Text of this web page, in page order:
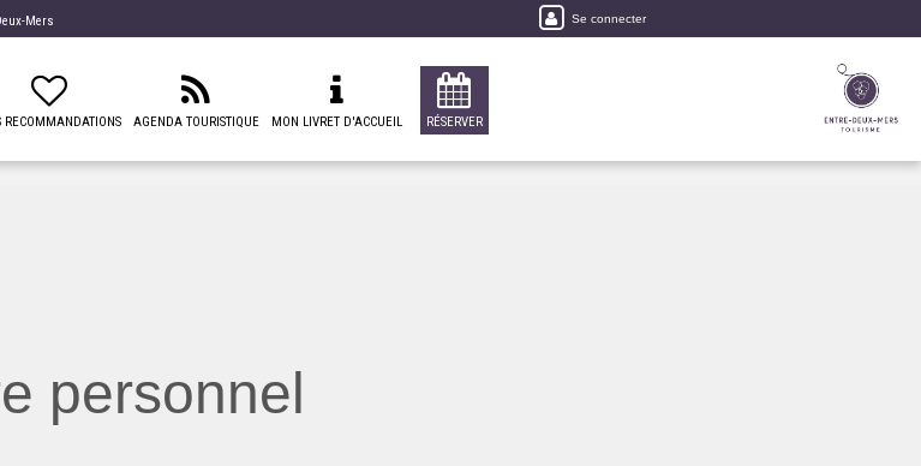
Mers Se connecter
RECOMMANDATIONS AGENDA TOURISTIQUE MON LIVRET D'ACCUEIL RÉSERVER
personnel